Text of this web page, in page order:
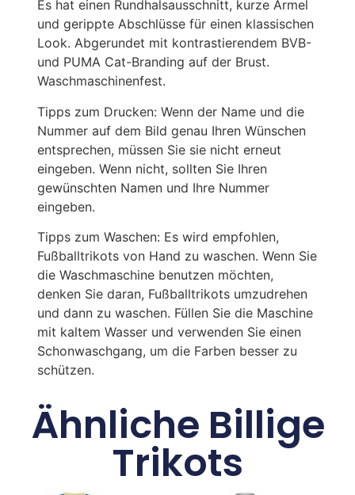
Es hat einen Rundhalsausschnitt, kurze Ärmel
und gerippte Abschlüsse für einen klassischen
Look. Abgerundet mit kontrastierendem BVB-
und PUMA Cat-Branding auf der Brust.
Waschmaschinenfest.
Tipps zum Drucken: Wenn der Name und die
Nummer auf dem Bild genau Ihren Wünschen
entsprechen, müssen Sie sie nicht erneut
eingeben. Wenn nicht, sollten Sie Ihren
gewünschten Namen und Ihre Nummer
eingeben.
Tipps zum Waschen: Es wird empfohlen,
Fußballtrikots von Hand zu waschen. Wenn Sie
die Waschmaschine benutzen möchten,
denken Sie daran, Fußballtrikots umzudrehen
und dann zu waschen. Füllen Sie die Maschine
mit kaltem Wasser und verwenden Sie einen
Schonwaschgang, um die Farben besser zu
schützen.
Ähnliche Billige
Trikots